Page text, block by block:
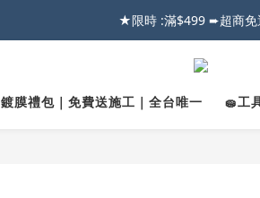
車友推薦新車鍍膜１００% 成功的秘訣，全
車友推薦新車鍍膜１００% 成功的秘訣，全
【亮車C位賞】➤8/1-8/10全館
★限時 :滿$499 ➨超商
膜禮包｜免費送施工｜全台唯一 🧽工